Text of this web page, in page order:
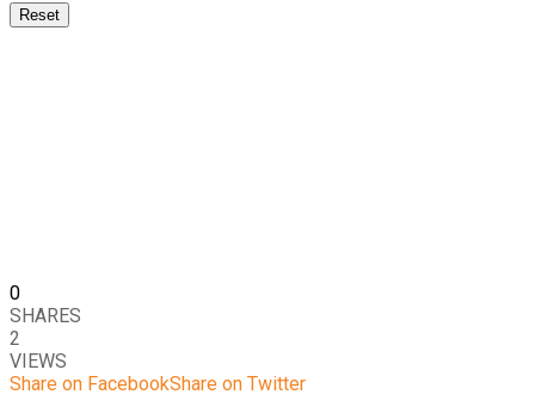
Reset
0
SHARES
2
VIEWS
Share on FacebookShare on Twitter